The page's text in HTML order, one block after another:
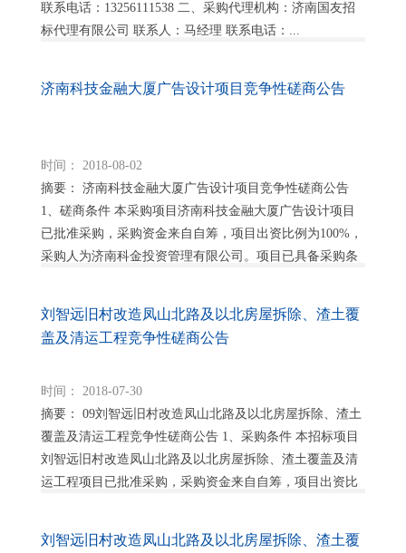
联系电话：13256111538 二、采购代理机构：济南国友招
标代理有限公司 联系人：马经理 联系电话：...
济南科技金融大厦广告设计项目竞争性磋商公告
时间： 2018-08-02
摘要： 济南科技金融大厦广告设计项目竞争性磋商公告
1、磋商条件 本采购项目济南科技金融大厦广告设计项目
已批准采购，采购资金来自自筹，项目出资比例为100%，
采购人为济南科金投资管理有限公司。项目已具备采购条
刘智远旧村改造凤山北路及以北房屋拆除、渣土覆
盖及清运工程竞争性磋商公告
时间： 2018-07-30
摘要： 09刘智远旧村改造凤山北路及以北房屋拆除、渣土
覆盖及清运工程竞争性磋商公告 1、采购条件 本招标项目
刘智远旧村改造凤山北路及以北房屋拆除、渣土覆盖及清
运工程项目已批准采购，采购资金来自自筹，项目出资比
刘智远旧村改造凤山北路及以北房屋拆除、渣土覆